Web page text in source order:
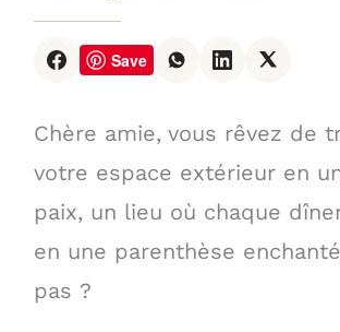
Save
Chère amie, vous rêvez de
votre espace extérieur en
paix, un lieu où chaque
en une parenthèse
pas ?